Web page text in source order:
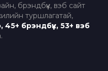
брэндбүүк, вэб сайт
жилийн туршлагатай,
45+ брэндбүүк, 53+ вэб